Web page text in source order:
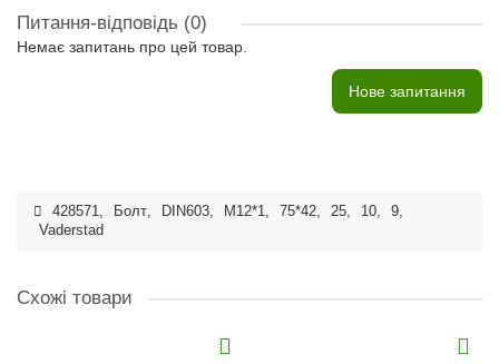
Питання-відповідь (0)
Немає запитань про цей товар.
Нове запитання
428571, Болт, DIN603, M12*1, 75*42, 25, 10, 9,
Vaderstad
Схожі товари